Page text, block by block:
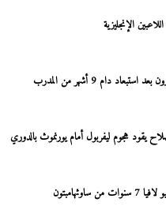
الإنجليزية
دام 9 أشهر من المدرب
يقود هجوم ليفربول أمام يورنموث بالدوري